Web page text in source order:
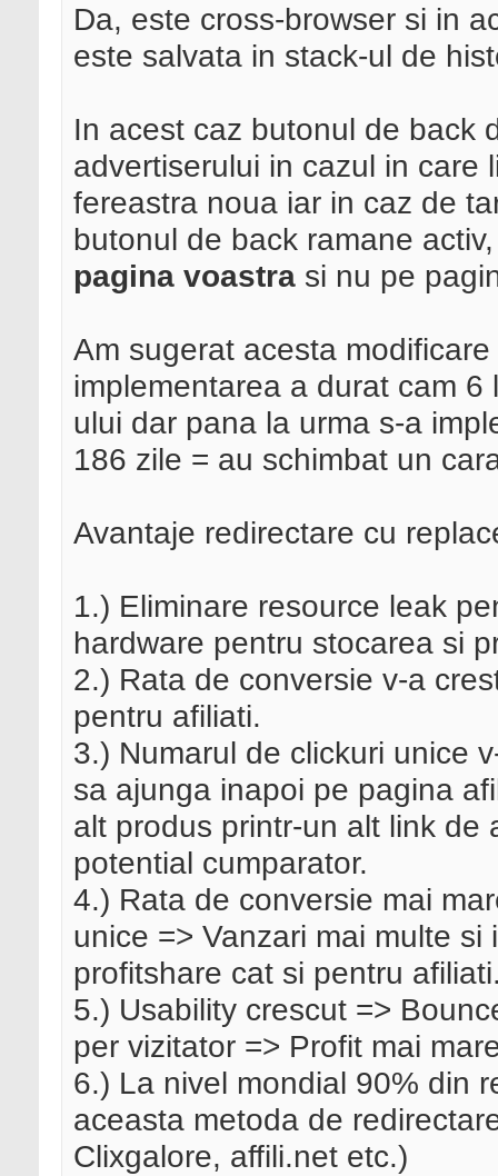
Da, este cross-browser si in
este salvata in stack-ul de
In acest caz butonul de back
advertiserului in cazul in care
fereastra noua iar in caz de
butonul de back ramane
pagina voastra si nu pe
Am sugerat acesta
implementarea a durat cam
ului dar pana la urma s-a
186 zile = au schimbat un
Avantaje redirectare cu
1.) Eliminare resource leak
hardware pentru stocarea si
2.) Rata de conversie v-a
pentru afiliati.
3.) Numarul de clickuri unice
sa ajunga inapoi pe pagina
alt produs printr-un alt link de
potential cumparator.
4.) Rata de conversie mai
unice => Vanzari mai multe
profitshare cat si pentru
5.) Usability crescut =>
per vizitator => Profit mai
6.) La nivel mondial 90% din
aceasta metoda de
Clixgalore, affili.net etc.)